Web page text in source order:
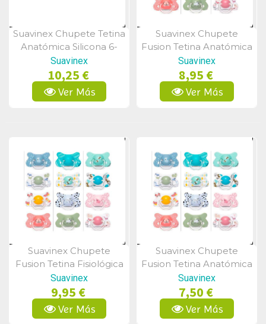
Vista Rápida
Suavinex Chupete Tetina
Anatómica Silicona 6-
18m 2Uds
Suavinex
10,25 €
Ver Más
Vista Rápida
Suavinex Chupete
Fusion Tetina Anatómica
Silicona 4-18m 2Uds
Suavinex
8,95 €
Ver Más
Vista Rápida
Suavinex Chupete
Fusion Tetina Fisiológica
Silicona 4-18m 2Uds
Suavinex
9,95 €
Ver Más
Vista Rápida
Suavinex Chupete
Fusion Tetina Anatómica
Látex 4-18m 2Uds
Suavinex
7,50 €
Ver Más